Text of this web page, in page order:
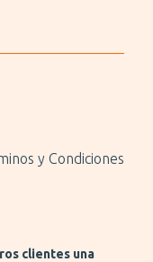
y Condiciones
clientes una